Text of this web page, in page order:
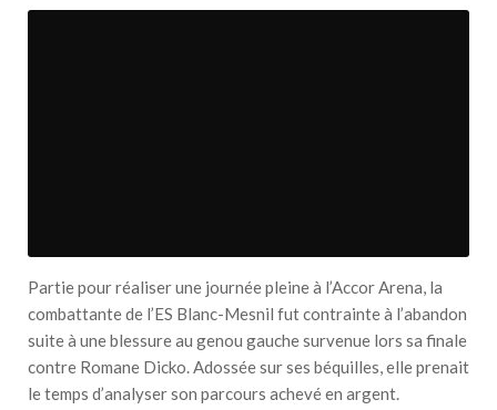
Partie pour réaliser une journée pleine à l’Accor Arena, la
combattante de l’ES Blanc-Mesnil fut contrainte à l’abandon
suite à une blessure au genou gauche survenue lors sa finale
contre Romane Dicko. Adossée sur ses béquilles, elle prenait
le temps d’analyser son parcours achevé en argent.